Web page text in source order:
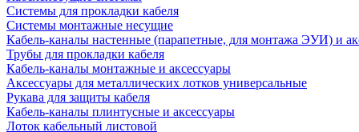
Системы для прокладки кабеля
Системы монтажные несущие
Кабель-каналы настенные (парапетные, для монтажа ЭУИ) и
Трубы для прокладки кабеля
Кабель-каналы монтажные и аксессуары
Аксессуары для металлических лотков универсальные
Рукава для защиты кабеля
Кабель-каналы плинтусные и аксессуары
Лоток кабельный листовой